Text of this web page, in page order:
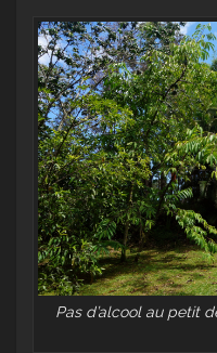
Pas d’alcool au petit